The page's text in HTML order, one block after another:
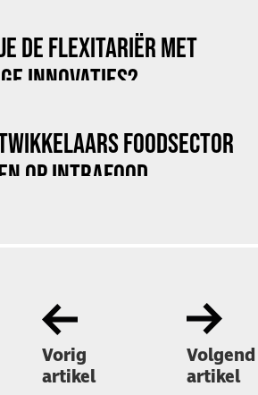
DE FLEXITARIËR MET
INNOVATIES?
FOODSECTOR
OP INTRAFOOD
Vorig
artikel
Volgend
artikel